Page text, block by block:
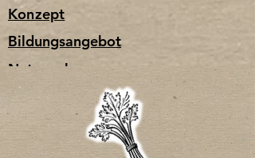
Konzept
Bildungsangebot
Netzwerk